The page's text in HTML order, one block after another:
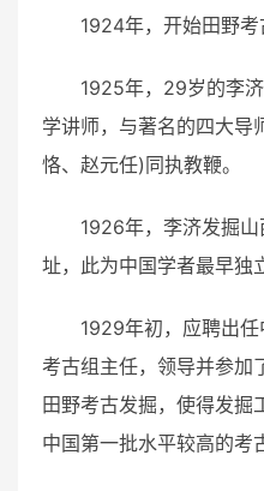
1924年，开始田野考
1925年，29岁的李
学讲师，与著名的四大导
恪、赵元任)同执教鞭。
1926年，李济发掘
址，此为中国学者最早独
1929年初，应聘出
考古组主任，领导并参加
田野考古发掘，使得发掘
中国第一批水平较高的考